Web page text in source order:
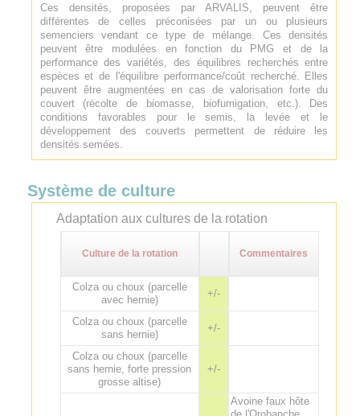
Ces densités, proposées par ARVALIS, peuvent être
différentes de celles préconisées par un ou plusieurs
semenciers vendant ce type de mélange. Ces densités
peuvent être modulées en fonction du PMG et de la
performance des variétés, des équilibres recherchés entre
espèces et de l'équilibre performance/coût recherché. Elles
peuvent être augmentées en cas de valorisation forte du
couvert (récolte de biomasse, biofumigation, etc.). Des
conditions favorables pour le semis, la levée et le
développement des couverts permettent de réduire les
densités semées.
Système de culture
Adaptation aux cultures de la rotation
Culture de la rotation Commentaires
Colza ou choux (parcelle
avec hernie)
+/-
Colza ou choux (parcelle
sans hernie)
+/-
Colza ou choux (parcelle
sans hernie, forte pression
grosse altise)
+/-
Avoine faux hôte